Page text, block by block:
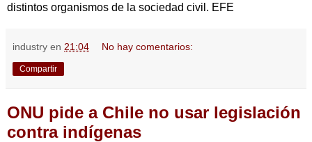
distintos organismos de la sociedad civil. EFE
industry en 21:04 No hay comentarios:
Compartir
ONU pide a Chile no usar legislación
contra indígenas